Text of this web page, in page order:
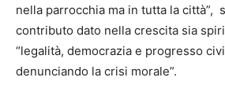
nella parrocchia ma in tutta la città”,
contributo dato nella crescita sia
“legalità, democrazia e progresso
denunciando la crisi morale”.